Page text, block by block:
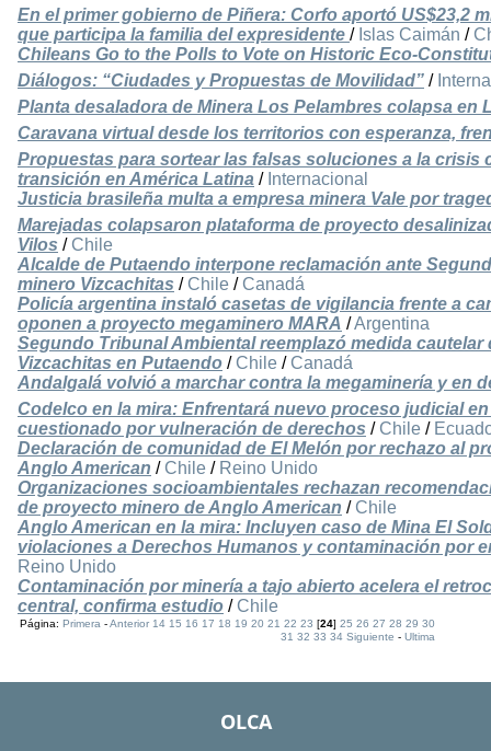
En el primer gobierno de Piñera: Corfo aportó US$23,2
que participa la familia del expresidente / Islas Caimán /
Chileans Go to the Polls to Vote on Historic Eco-
Diálogos: “Ciudades y Propuestas de Movilidad” /
Planta desaladora de Minera Los Pelambres colapsa en
Caravana virtual desde los territorios con esperanza,
Propuestas para sortear las falsas soluciones a la crisis
transición en América Latina / Internacional
Justicia brasileña multa a empresa minera Vale por
Marejadas colapsaron plataforma de proyecto
Vilos / Chile
Alcalde de Putaendo interpone reclamación ante
minero Vizcachitas / Chile / Canadá
Policía argentina instaló casetas de vigilancia frente a
oponen a proyecto megaminero MARA /Argentina
Segundo Tribunal Ambiental reemplazó medida
Vizcachitas en Putaendo / Chile / Canadá
Andalgalá volvió a marchar contra la megaminería y en
Codelco en la mira: Enfrentará nuevo proceso judicial
cuestionado por vulneración de derechos / Chile /
Declaración de comunidad de El Melón por rechazo al
Anglo American / Chile / Reino Unido
Organizaciones socioambientales rechazan
de proyecto minero de Anglo American / Chile
Anglo American en la mira: Incluyen caso de Mina El
violaciones a Derechos Humanos y contaminación por
Reino Unido
Contaminación por minería a tajo abierto acelera el
central, confirma estudio / Chile
Página:Primera -Anterior 14 15 16 17 18 19 20 21 22 23 [24]25 26 27 28 29 30
31 32 33 34 Siguiente -Ultima
OLCA